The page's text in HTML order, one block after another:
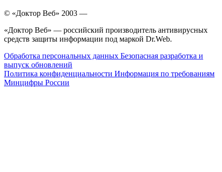
© «Доктор Веб» 2003 —
«Доктор Веб» — российский производитель антивирусных
средств защиты информации под маркой Dr.Web.
Обработка персональных данных Безопасная разработка и
выпуск обновлений
Политика конфиденциальности Информация по требованиям
Минцифры России